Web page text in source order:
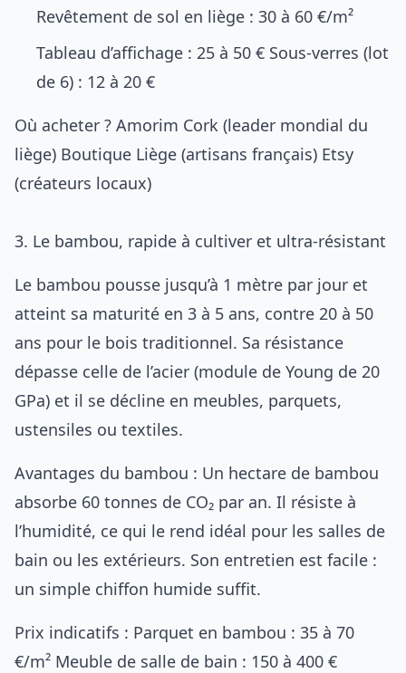
Revêtement de sol en liège : 30 à 60 €/m²
Tableau d’affichage : 25 à 50 € Sous-verres (lot
de 6) : 12 à 20 €
Où acheter ? Amorim Cork (leader mondial du
liège) Boutique Liège (artisans français) Etsy
(créateurs locaux)
3. Le bambou, rapide à cultiver et ultra-résistant
Le bambou pousse jusqu’à 1 mètre par jour et
atteint sa maturité en 3 à 5 ans, contre 20 à 50
ans pour le bois traditionnel. Sa résistance
dépasse celle de l’acier (module de Young de 20
GPa) et il se décline en meubles, parquets,
ustensiles ou textiles.
Avantages du bambou : Un hectare de bambou
absorbe 60 tonnes de CO₂ par an. Il résiste à
l’humidité, ce qui le rend idéal pour les salles de
bain ou les extérieurs. Son entretien est facile :
un simple chiffon humide suffit.
Prix indicatifs : Parquet en bambou : 35 à 70
€/m² Meuble de salle de bain : 150 à 400 €